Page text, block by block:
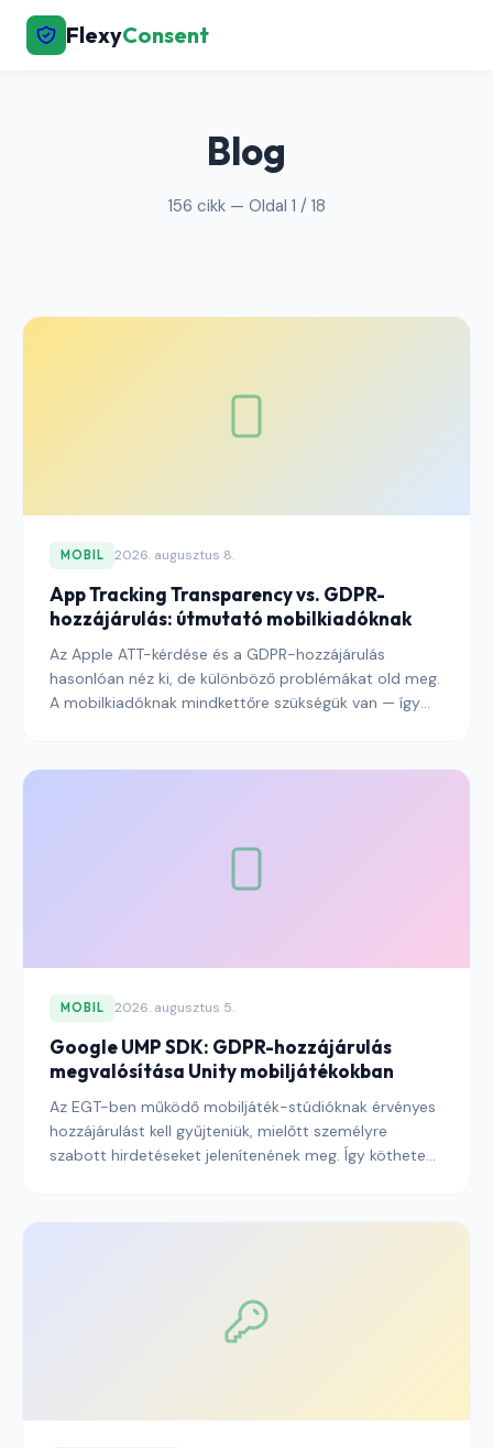
FlexyConsent
← Vissza a főoldalra
Blog
156 cikk — Oldal 1 / 18
MOBIL 2026. augusztus 8.
App Tracking Transparency vs. GDPR-
hozzájárulás: útmutató mobilkiadóknak
Az Apple ATT-kérdése és a GDPR-hozzájárulás
hasonlóan néz ki, de különböző problémákat old meg.
A mobilkiadóknak mindkettőre szükségük van — így
MOBIL 2026. augusztus 5.
Google UMP SDK: GDPR-hozzájárulás
megvalósítása Unity mobiljátékokban
Az EGT-ben működő mobiljáték-stúdióknak érvényes
hozzájárulást kell gyűjteniük, mielőtt személyre
szabott hirdetéseket jelenítenének meg. Így kötheted